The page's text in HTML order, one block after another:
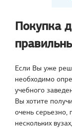
Покупка
Если Вы уже
необходимо
учебного
Вы хотите
очень
нескольких